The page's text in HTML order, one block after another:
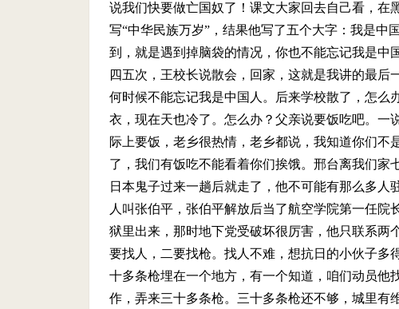
说我们快要做亡国奴了！课文大家回去自己看，在
写“中华民族万岁”，结果他写了五个大字：我是中
到，就是遇到掉脑袋的情况，你也不能忘记我是中
四五次，王校长说散会，回家，这就是我讲的最
何时候不能忘记我是中国人。后来学校散了，怎
衣，现在天也冷了。怎么办？父亲说要饭吃吧。
际上要饭，老乡很热情，老乡都说，我知道你们
了，我们有饭吃不能看着你们挨饿。邢台离我们家
日本鬼子过来一趟后就走了，他不可能有那么多
人叫张伯平，张伯平解放后当了航空学院第一任
狱里出来，那时地下党受破坏很厉害，他只联系两
要找人，二要找枪。找人不难，想抗日的小伙子多
十多条枪埋在一个地方，有一个知道，咱们动员他
作，弄来三十多条枪。三十多条枪还不够，城里